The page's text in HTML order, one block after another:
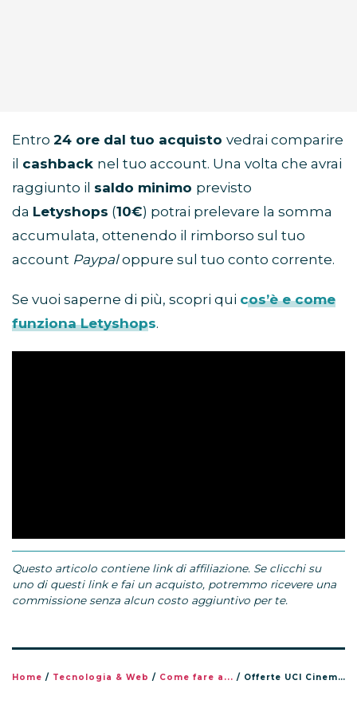
Entro 24 ore dal tuo acquisto vedrai comparire
il cashback nel tuo account. Una volta che avrai
raggiunto il saldo minimo previsto
da Letyshops (10€) potrai prelevare la somma
accumulata, ottenendo il rimborso sul tuo
account Paypaloppure sul tuo conto corrente.
Se vuoi saperne di più, scopri qui cos’è e come
funziona Letyshops.
Questo articolo contiene link di affiliazione. Se clicchi su
uno di questi link e fai un acquisto, potremmo ricevere una
commissione senza alcun costo aggiuntivo per te.
Home / Tecnologia & Web / Come fare a... / Offerte UCI Cinemas 2026: come andare al cinema (quasi) gratis